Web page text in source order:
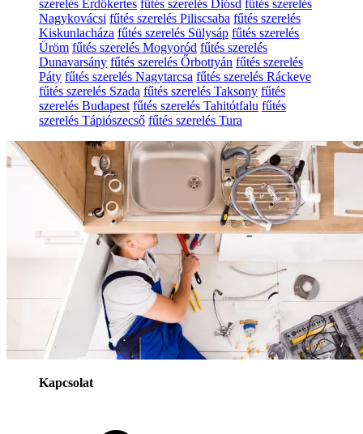
szerelés Erdőkertes fűtés szerelés Diósd fűtés szerelés
Nagykovácsi fűtés szerelés Piliscsaba fűtés szerelés
Kiskunlacháza fűtés szerelés Sülysáp fűtés szerelés
Üröm fűtés szerelés Mogyoród fűtés szerelés
Dunavarsány fűtés szerelés Őrbottyán fűtés szerelés
Páty fűtés szerelés Nagytarcsa fűtés szerelés Ráckeve
fűtés szerelés Szada fűtés szerelés Taksony fűtés
szerelés Budapest fűtés szerelés Tahitótfalu fűtés
szerelés Tápiószecső fűtés szerelés Tura
Kapcsolat